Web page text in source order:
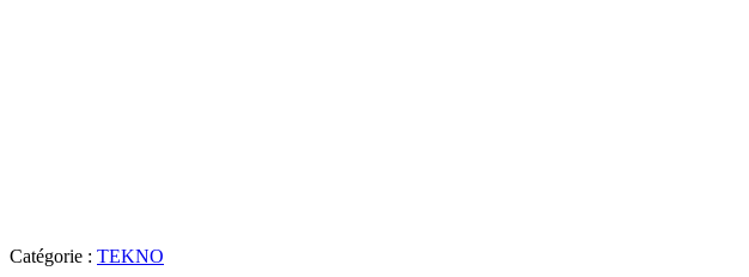
Catégorie : TEKNO